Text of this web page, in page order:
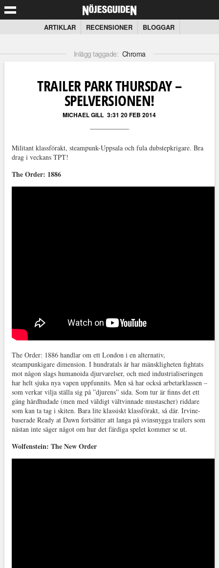
ARTIKLAR RECENSIONER BLOGGAR
Inlägg taggade: Chroma
TRAILER PARK THURSDAY –
SPELVERSIONEN!
MICHAEL GILL 3:31 20 FEB 2014
Militant klassförakt, steampunk-Uppsala och fula dubstepkrigare. Bra
drag i veckans TPT!
The Order: 1886
The Order: 1886 handlar om ett London i en alternativ,
steampunkigare dimension. I hundratals år har mänskligheten fightats
mot någon slags humanoida djurvarelser, och med industrialiseringen
har helt sjuka nya vapen uppfunnits. Men så har också arbetarklassen –
som verkar vilja ställa sig på ”djurens” sida. Som tur är finns det ett
gäng hårdhudade (men med väldigt vältvinnade mustascher) riddare
som kan ta tag i skiten. Bara lite klassiskt klassförakt, så där. Irvine-
baserade Ready at Dawn fortsätter att langa på svinsnygga trailers som
nästan inte säger något om hur det färdiga spelet kommer se ut.
Wolfenstein: The New Order